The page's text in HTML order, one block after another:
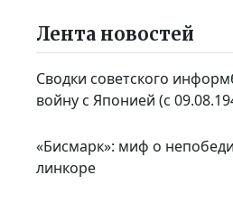
Лента новостей
Сводки советского
войну с Японией (с
«Бисмарк»: миф о
линкоре